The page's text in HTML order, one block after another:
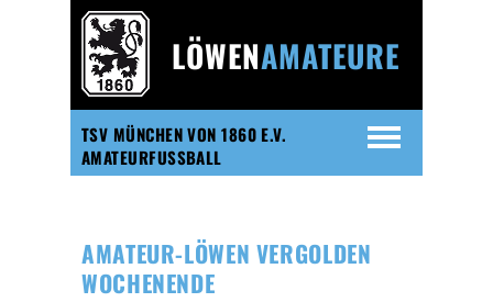
TSV MÜNCHEN VON 1860 E.V.
AMATEURFUSSBALL
LÖWENAMATEURE
AMATEUR-LÖWEN VERGOLDEN
WOCHENENDE